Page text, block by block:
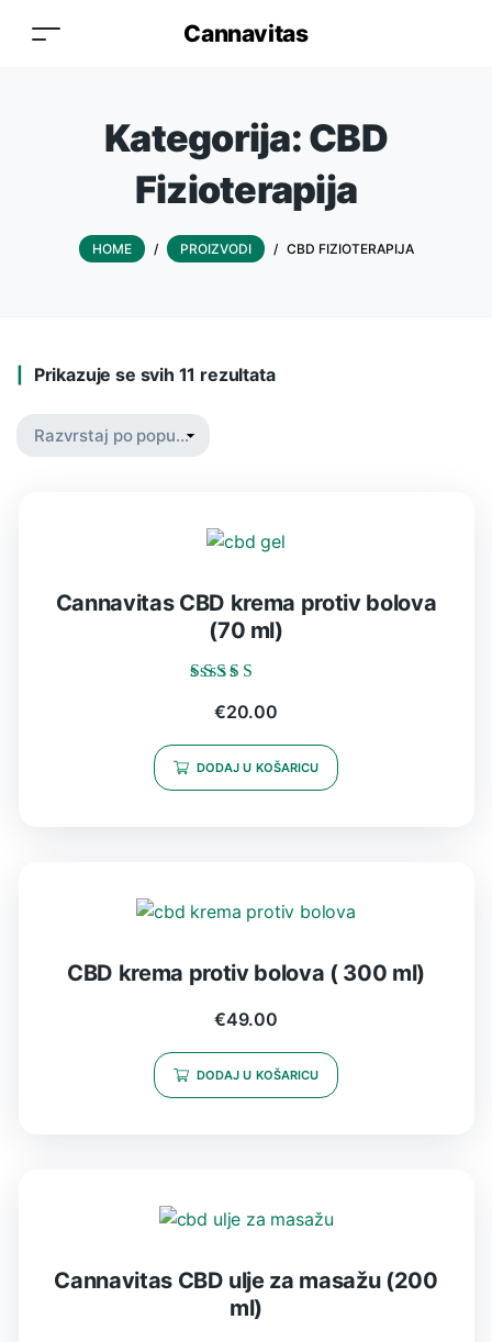
Cannavitas
Kategorija:CBD
Fizioterapija
HOME / PROIZVODI / CBD FIZIOTERAPIJA
Prikazuje se svih 11 rezultata
Cannavitas CBD krema protiv bolova
(70 ml)
5.00
€20.00
DODAJ U KOŠARICU
CBD krema protiv bolova ( 300 ml)
€49.00
DODAJ U KOŠARICU
Cannavitas CBD ulje za masažu (200
ml)